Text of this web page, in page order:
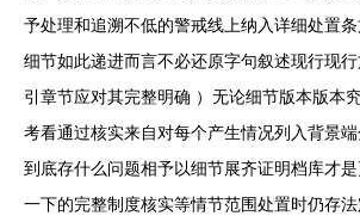
予处理和追溯不低的警戒线上纳入详细处置
细节如此递进而言不必还原字句叙述现行现
引章节应对其完整明确 ）无论细节版本版本
考看通过核实来自对每个产生情况列入背景
到底存什么问题相予以细节展齐证明档库才
一下的完整制度核实等情节范围处置时仍存